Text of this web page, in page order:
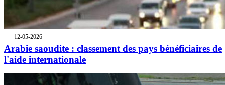
12-05-2026
Arabie saoudite : classement des pays bénéficiaires de
l'aide internationale